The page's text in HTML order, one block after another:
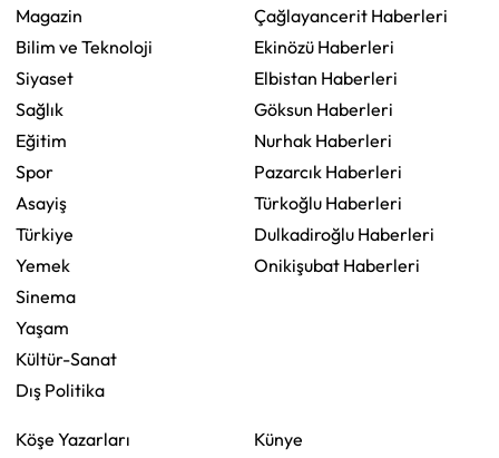
Magazin
Bilim ve Teknoloji
Siyaset
Sağlık
Eğitim
Spor
Asayiş
Türkiye
Yemek
Sinema
Yaşam
Kültür-Sanat
Dış Politika
Çağlayancerit Haberleri
Ekinözü Haberleri
Elbistan Haberleri
Göksun Haberleri
Nurhak Haberleri
Pazarcık Haberleri
Türkoğlu Haberleri
Dulkadiroğlu Haberleri
Onikişubat Haberleri
Köşe Yazarları
Künye